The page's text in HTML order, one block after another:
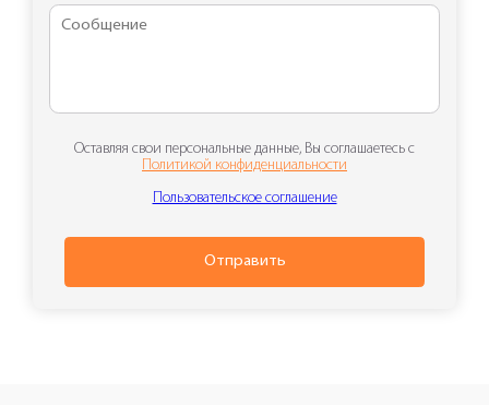
Оставляя свои персональные данные, Вы соглашаетесь с
Политикой конфиденциальности
Пользовательское соглашение
Отправить